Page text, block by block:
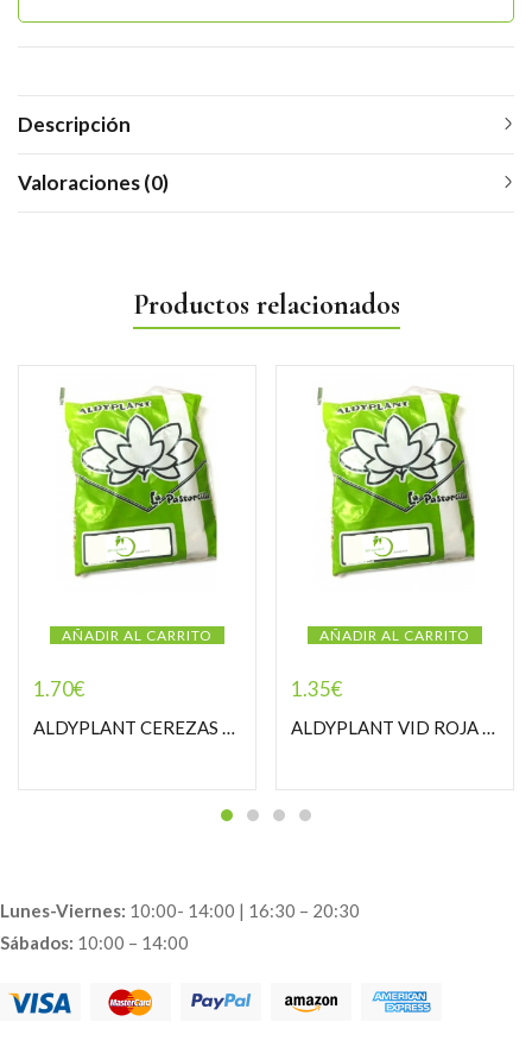
Descripción
Valoraciones (0)
Productos relacionados
AÑADIR AL CARRITO
1.70€
ALDYPLANT CEREZAS RABOS PASTORCILLA
AÑADIR AL CARRITO
1.35€
ALDYPLANT VID ROJA PASTORCILLA
Lunes-Viernes: 10:00- 14:00 | 16:30 – 20:30
Sábados: 10:00 – 14:00